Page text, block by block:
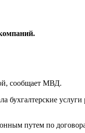
сообщает МВД.
путем по